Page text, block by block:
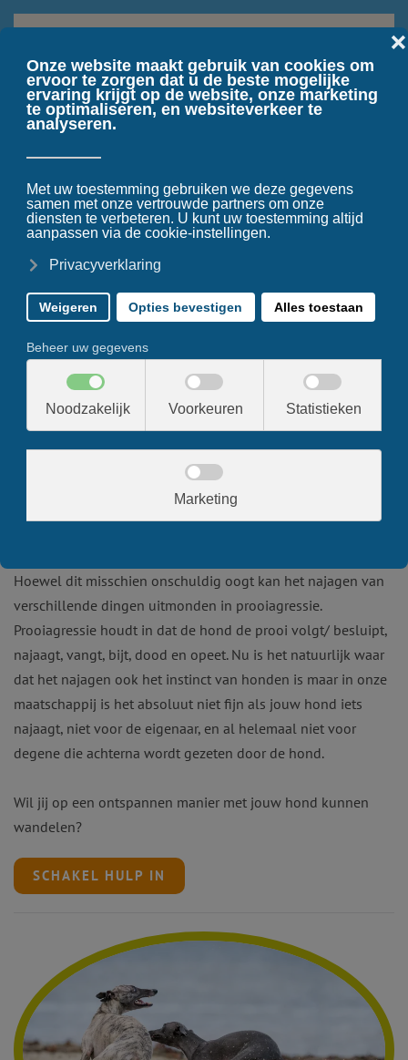
Najagen van fietsers, auto's, joggers,
Hoewel dit misschien onschuldig oogt kan het najagen van
verschillende dingen uitmonden in prooiagressie.
Prooiagressie houdt in dat de hond de prooi volgt/ besluipt,
najaagt, vangt, bijt, dood en opeet. Nu is het natuurlijk waar
dat het najagen ook het instinct van honden is maar in onze
maatschappij is het absoluut niet fijn als jouw hond iets
najaagt, niet voor de eigenaar, en al helemaal niet voor
degene die achterna wordt gezeten door de hond.
Wil jij op een ontspannen manier met jouw hond kunnen
wandelen?
SCHAKEL HULP IN